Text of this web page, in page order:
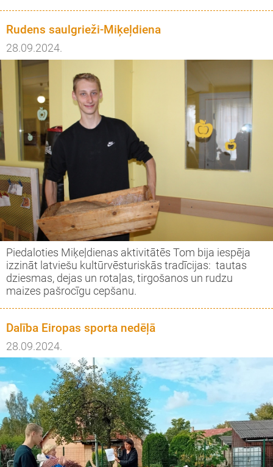
Rudens saulgrieži-Miķeļdiena
28.09.2024.
Piedaloties Miķeļdienas aktivitātēs Tom bija iespēja
izzināt latviešu kultūrvēsturiskās tradīcijas: tautas
dziesmas, dejas un rotaļas, tirgošanos un rudzu
maizes pašrocīgu cepšanu.
Dalība Eiropas sporta nedēļā
28.09.2024.